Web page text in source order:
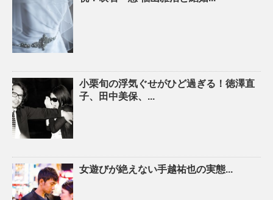
小栗旬の浮気ぐせがひど過ぎる！徳澤直
子、田中美保、...
女遊びが絶えない手越祐也の実態...